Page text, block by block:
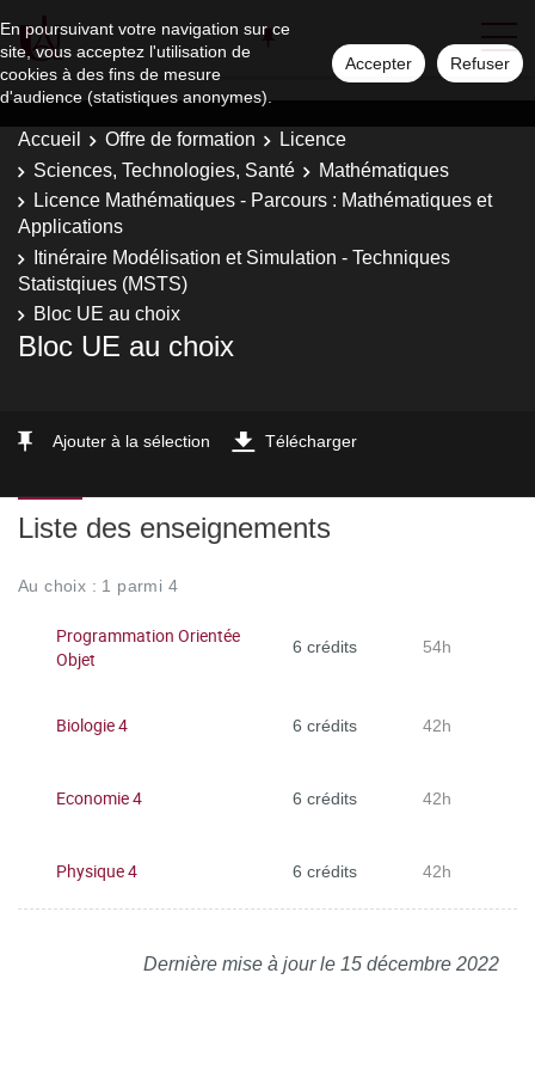
En poursuivant votre navigation sur ce
site, vous acceptez l'utilisation de
cookies à des fins de mesure
d'audience (statistiques anonymes).
Accepter Refuser
Accueil Offre de formation
Licence
Sciences, Technologies, Santé
Mathématiques
Licence Mathématiques - Parcours : Mathématiques et
Applications
Itinéraire Modélisation et Simulation - Techniques
Statistqiues (MSTS)
Bloc UE au choix
Bloc UE au choix
Ajouter à la sélection Télécharger
Liste des enseignements
Au choix : 1 parmi 4
Programmation Orientée
Objet
6 crédits 54h
Biologie 4 6 crédits 42h
Economie 4 6 crédits 42h
Physique 4 6 crédits 42h
Dernière mise à jour le 15 décembre 2022